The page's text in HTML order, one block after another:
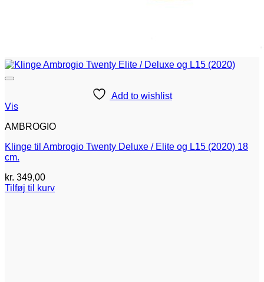
Add to wishlist
Vis
AMBROGIO
Klinge til Ambrogio Twenty Deluxe / Elite og L15 (2020) 18
cm.
kr. 349,00
Tilføj til kurv